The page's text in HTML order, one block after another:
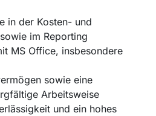
in der Kosten- und
im Reporting
MS Office, insbesondere
sowie eine
Arbeitsweise
und ein hohes